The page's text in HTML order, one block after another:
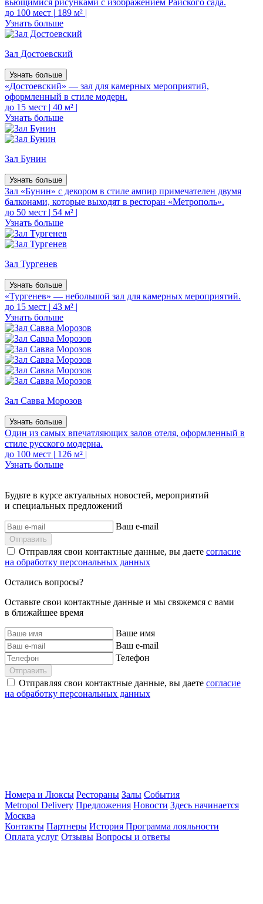
вьющимися рисунками с изображением Райского сада.
до 100 мест | 189 м² |
Узнать больше
Зал Достоевский
Узнать больше
«Достоевский» — зал для камерных мероприятий,
оформленный в стиле модерн.
до 15 мест | 40 м² |
Узнать больше
Зал Бунин
Узнать больше
Зал «Бунин» с декором в стиле ампир примечателен двумя
балконами, которые выходят в ресторан «Метрополь».
до 50 мест | 54 м² |
Узнать больше
Зал Тургенев
Узнать больше
«Тургенев» — небольшой зал для камерных мероприятий.
до 15 мест | 43 м² |
Узнать больше
Зал Савва Морозов
Узнать больше
Один из самых впечатляющих залов отеля, оформленный в
стиле русского модерна.
до 100 мест | 126 м² |
Узнать больше
Будьте в курсе актуальных новостей, мероприятий
и специальных предложений
Ваш e-mail
Отправить
Отправляя свои контактные данные, вы даете согласие
на обработку персональных данных
Остались вопросы?
Оставьте свои контактные данные и мы свяжемся с вами
в ближайшее время
Ваше имя
Ваш e-mail
Телефон
Отправить
Отправляя свои контактные данные, вы даете согласие
на обработку персональных данных
Номера и Люксы Рестораны Залы События
Metropol Delivery Предложения Новости Здесь начинается
Москва
Контакты Партнеры История Программа лояльности
Оплата услуг Отзывы Вопросы и ответы